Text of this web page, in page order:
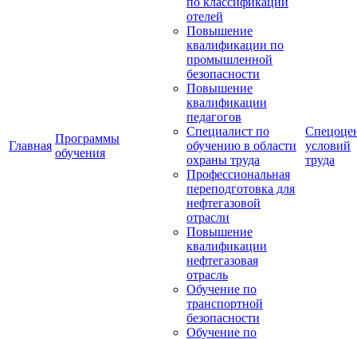
Главная
Программы
обучения
отелей
Повышение
квалификации по
промышленной
безопасности
Повышение
квалификации
педагогов
Специалист по
обучению в области
охраны труда
Профессиональная
переподготовка для
нефтегазовой
отрасли
Повышение
квалификации
нефтегазовая
отрасль
Обучение по
транспортной
безопасности
Обучение по
условий
труда